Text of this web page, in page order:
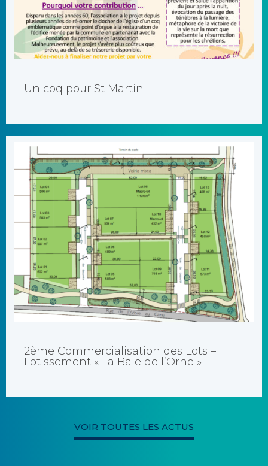
Pour faire une souscription par carte bancaire sur le site en
cliquant sur le [...]
Un coq pour St Martin
Dossier de candidature Retour en mairie avant le mardi 3
février 2026, [...]
2ème Commercialisation des Lots –
Lotissement « La Baie de l’Orne »
VOIR TOUTES LES ACTUS